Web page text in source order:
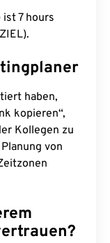
ist 7 hours
haben,
kopieren“,
Kollegen zu
von